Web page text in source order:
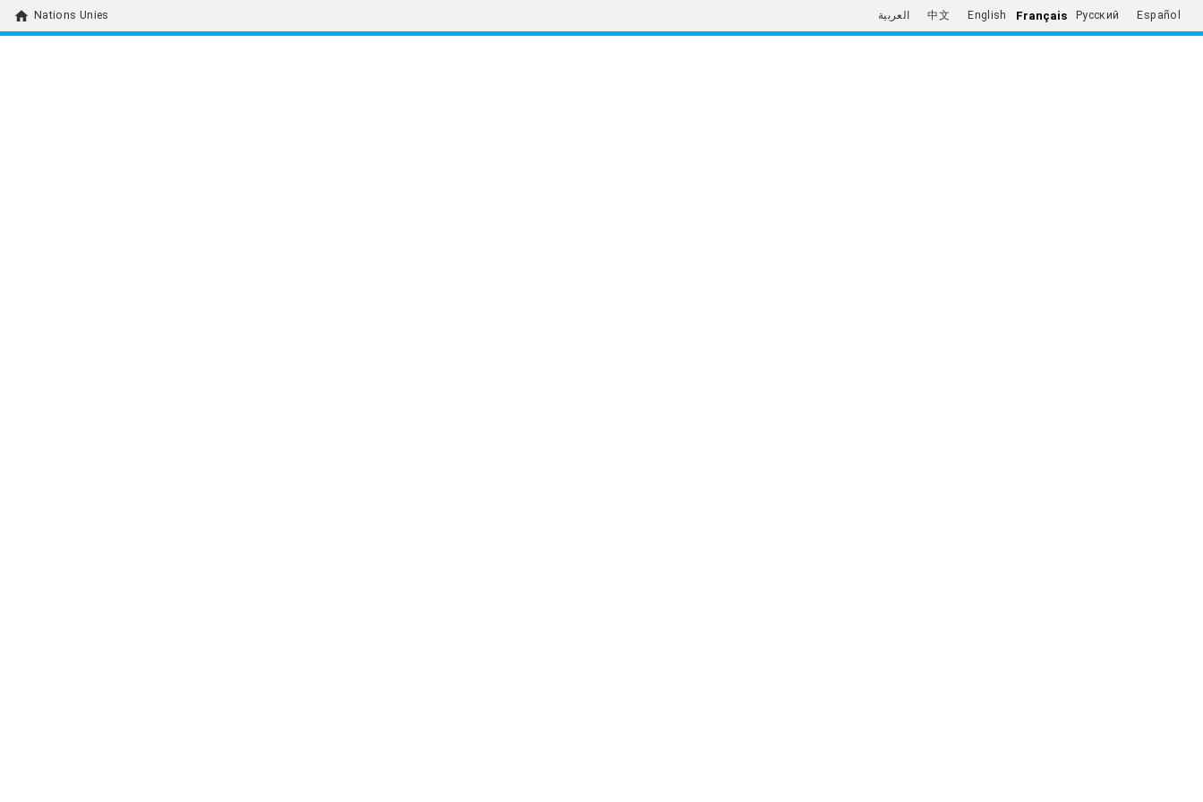
home Nations Unies العربية 中文 English Français Русский Español